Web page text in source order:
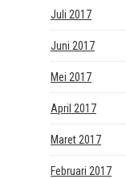
Juli 2017
Juni 2017
Mei 2017
April 2017
Maret 2017
Februari 2017